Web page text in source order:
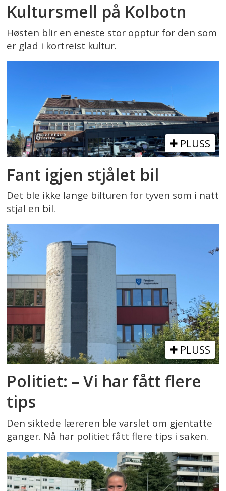
Kultursmell på Kolbotn
Høsten blir en eneste stor opptur for den som
er glad i kortreist kultur.
PLUSS
Fant igjen stjålet bil
Det ble ikke lange bilturen for tyven som i natt
stjal en bil.
PLUSS
Politiet: – Vi har fått flere
tips
Den siktede læreren ble varslet om gjentatte
ganger. Nå har politiet fått flere tips i saken.